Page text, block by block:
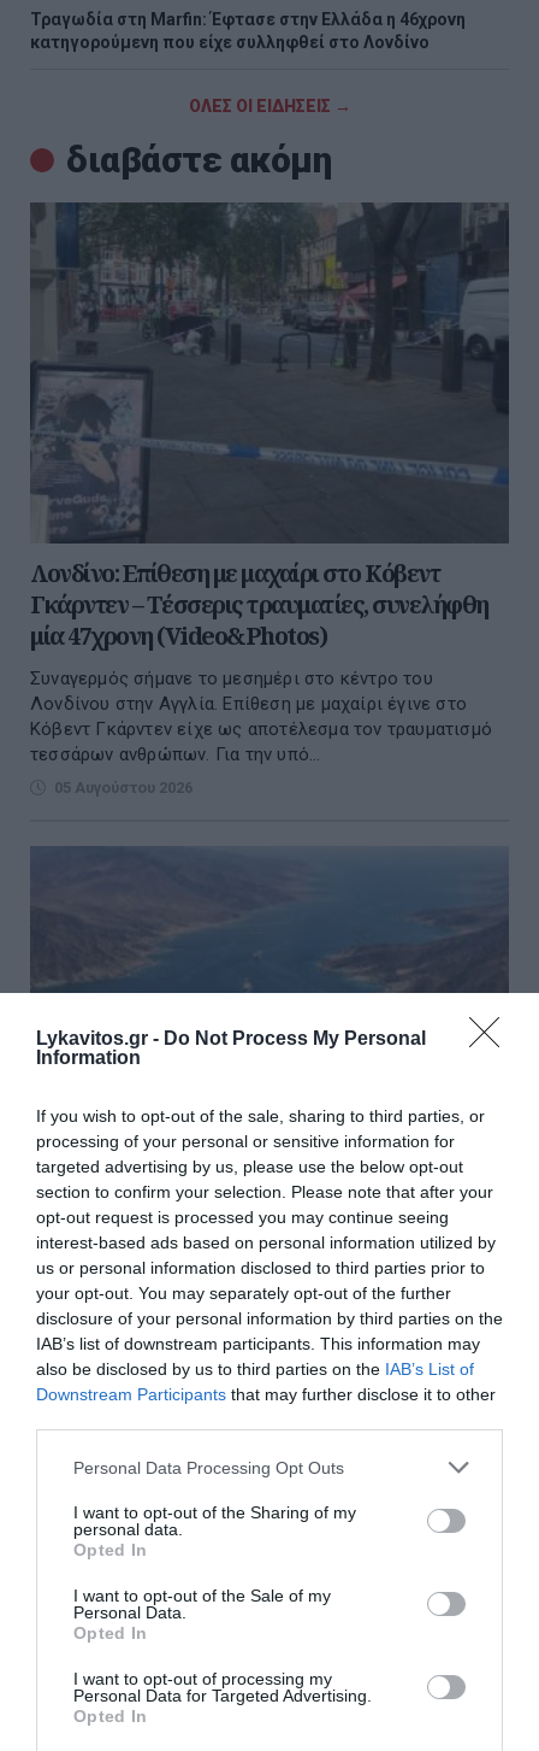
Lykavitos.gr - Do Not Process My Personal
Information
If you wish to opt-out of the sale, sharing to third parties, or
processing of your personal or sensitive information for
targeted advertising by us, please use the below opt-out
section to confirm your selection. Please note that after your
opt-out request is processed you may continue seeing
interest-based ads based on personal information utilized by
us or personal information disclosed to third parties prior to
your opt-out. You may separately opt-out of the further
disclosure of your personal information by third parties on the
IAB’s list of downstream participants. This information may
also be disclosed by us to third parties on the IAB’s List of
Downstream Participants that may further disclose it to other
Please note that this website/app uses one or more Google
not limited to your visit or usage behaviour. You may click to
grant or deny consent to Google and its third-party tags to
use your data for below specified purposes in below Google
consent section.
Personal Data Processing Opt Outs
I want to opt-out of the Sharing of my
personal data.
Opted In
I want to opt-out of the Sale of my
Personal Data.
Opted In
I want to opt-out of processing my
Personal Data for Targeted Advertising.
Opted In
Τραγωδία στη Marfin: Έφτασε στην Ελλάδα η 46χρονη
κατηγορούμενη που είχε συλληφθεί στο Λονδίνο
ΟΛΕΣ ΟΙ ΕΙΔΗΣΕΙΣ →
διαβάστε ακόμη
Λονδίνο: Επίθεση με μαχαίρι στο Κόβεντ
Γκάρντεν – Τέσσερις τραυματίες, συνελήφθη
μία 47χρονη (Video&Photos)
Συναγερμός σήμανε το μεσημέρι στο κέντρο του
Λονδίνου στην Αγγλία. Επίθεση με μαχαίρι έγινε στο
Κόβεντ Γκάρντεν είχε ως αποτέλεσμα τον τραυματισμό
τεσσάρων ανθρώπων. Για την υπό...
05 Αυγούστου 2026
Ιράν και Ομάν κατέληξαν σε συμφωνία 60
ημερών για τα Στενά του Ορμούζ
Συμφωνία επί των βασικών όρων για την
επαναλειτουργία των Στενών του Ορμούζ φέρονται να
έχουν επιτύχει το Ιράν και το Ομάν, σύμφωνα με
υψηλόβαθμη πηγή που επικαλούνται τα τηλεοπτικ...
06 Αυγούστου 2026